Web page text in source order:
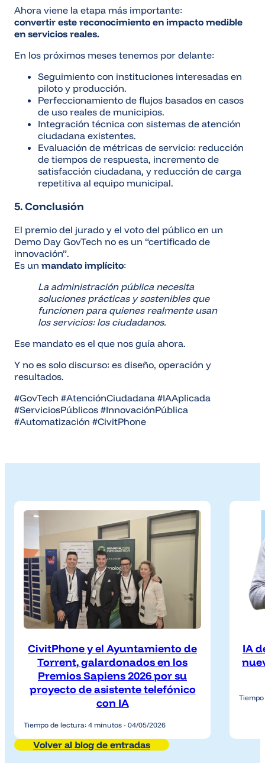
Ahora viene la etapa más importante:
convertir este reconocimiento en impacto medible
en servicios reales.
En los próximos meses tenemos por delante:
Seguimiento con instituciones interesadas en
piloto y producción.
Perfeccionamiento de flujos basados en casos
de uso reales de municipios.
Integración técnica con sistemas de atención
ciudadana existentes.
Evaluación de métricas de servicio: reducción
de tiempos de respuesta, incremento de
satisfacción ciudadana, y reducción de carga
repetitiva al equipo municipal.
5. Conclusión
El premio del jurado y el voto del público en un
Demo Day GovTech no es un “certificado de
innovación”.
Es un mandato implícito:
La administración pública necesita
soluciones prácticas y sostenibles que
funcionen para quienes realmente usan
los servicios: los ciudadanos.
Ese mandato es el que nos guía ahora.
Y no es solo discurso: es diseño, operación y
resultados.
#GovTech #AtenciónCiudadana #IAAplicada
#ServiciosPúblicos #InnovaciónPública
#Automatización #CivitPhone
CivitPhone y el Ayuntamiento de
Torrent, galardonados en los
Premios Sapiens 2026 por su
proyecto de asistente telefónico
con IA
Tiempo de lectura: 4 minutos - 04/05/2026
IA
Volver al blog de entradas